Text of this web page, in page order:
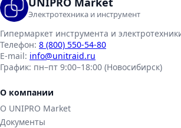
Электротехника и инструмент
Гипермаркет инструмента и
Телефон: 8 (800) 550-54-80
E-mail: info@unitraid.ru
График: пн–пт 9:00–18:00 (Новосибирск)
О компании
О UNIPRO Market
Документы